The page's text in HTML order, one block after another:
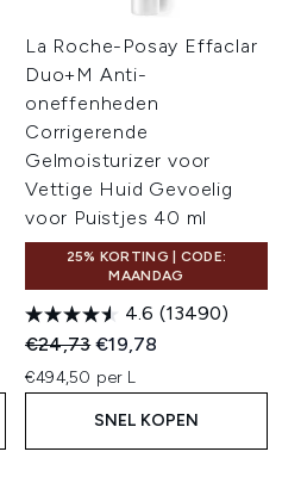
La Roche-Posay Effaclar
Duo+M Anti-
oneffenheden
Corrigerende
Gelmoisturizer voor
Vettige Huid Gevoelig
voor Puistjes 40 ml
25% KORTING | CODE:
MAANDAG
4.6 (13490)
Recommended Retail Price:
€24,73Huidige prijs:
€19,78
€494,50 per L
SNEL KOPEN